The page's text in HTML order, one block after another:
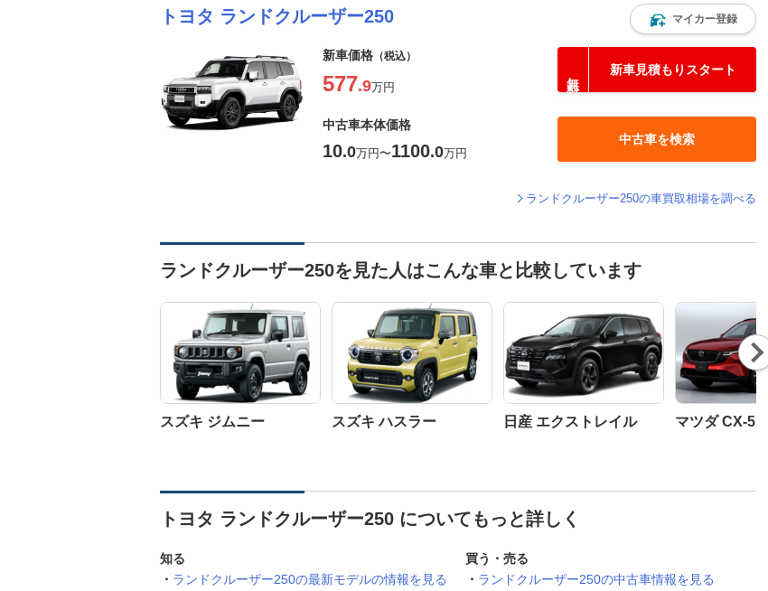
トヨタ ランドクルーザー250 マイカー登録
新車価格 （税込）
577.9万円
新車見積もりスタート
中古車本体価格
10.0万円〜1100.0万円
中古車を検索
ランドクルーザー250の車買取相場を調べる
ランドクルーザー250を見た人はこんな車と比較しています
スズキ ジムニー スズキ ハスラー 日産 エクストレイル マツダ CX-5
Nex
t
トヨタ ランドクルーザー250 についてもっと詳しく
知る
ランドクルーザー250の最新モデルの情報を見る
買う・売る
ランドクルーザー250の中古車情報を見る